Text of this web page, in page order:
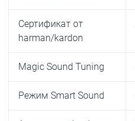
Сертификат от
harman/kardon
Magic Sound Tuning
Режим Smart Sound